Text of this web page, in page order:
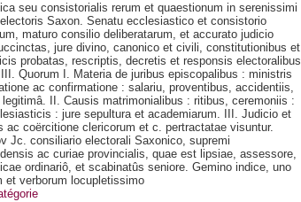
seu consistorialis rerum et quaestionum in serenissimi
Saxon. Senatu ecclesiastico et consistorio
maturo consilio deliberatarum, et accurato judicio
jure divino, canonico et civili, constitutionibus et
probatas, rescriptis, decretis et responsis electoralibus
Quorum I. Materia de juribus episcopalibus : ministris
ac confirmatione : salariu, proventibus, accidentiis,
II. Causis matrimonialibus : ritibus, ceremoniis :
: jure sepultura et academiarum. III. Judicio et
ac coërcitione clericorum et c. pertractatae visuntur.
Jc. consiliario electorali Saxonico, supremi
ac curiae provincialis, quae est lipsiae, assessore,
ordinariô, et scabinatûs seniore. Gemino indice, uno
et verborum locupletissimo